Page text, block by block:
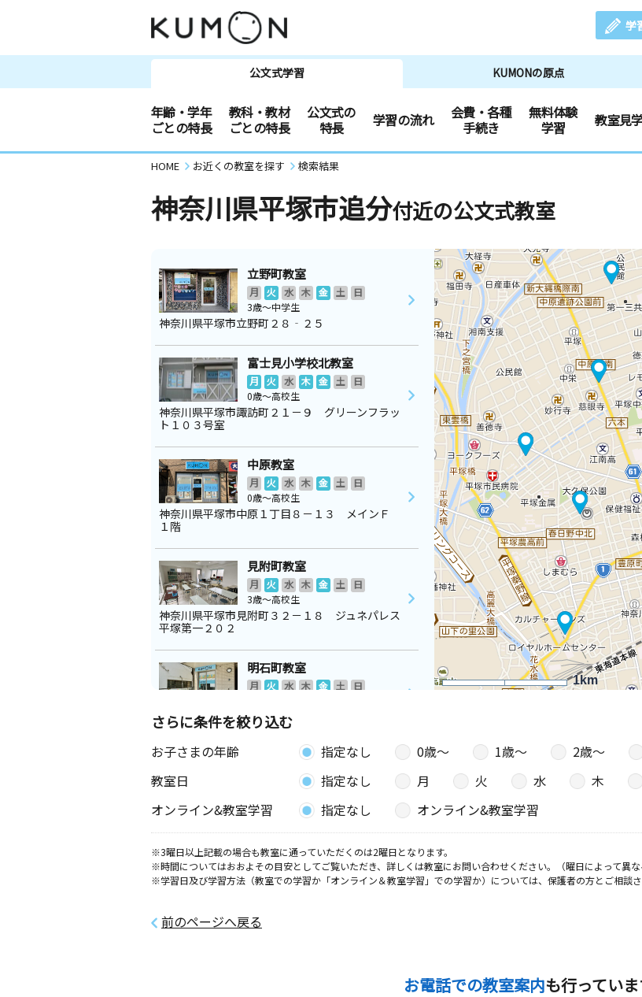
学
公文式学習 KUMONの原点
年齢・学年
ごとの特長
教科・教材
ごとの特長
公文式の
特長
学習の流れ
会費・各種
手続き
無料体験
学習
教室見
HOME お近くの教室を探す 検索結果
神奈川県平塚市追分付近の公文式教室
1km
立野町教室
月 火 水 木 金 土
日
3歳～中学生
神奈川県平塚市立野町２８‐２５
富士見小学校北教室
月 火 水 木 金 土
日
0歳～高校生
神奈川県平塚市諏訪町２１－９ グリーンフラッ
ト１０３号室
中原教室
月 火 水 木 金 土
日
0歳～高校生
神奈川県平塚市中原１丁目８－１３ メインＦ
１階
見附町教室
月 火 水 木 金 土
日
3歳～高校生
神奈川県平塚市見附町３２－１８ ジュネパレス
平塚第一２０２
明石町教室
月 火 水 木 金 土
日
神奈川県平塚市明石町５－４
市役所東教室
木 金 土
日
神奈川県平塚市宮松町１０－２７ ２階
南原教室
月 火 水 木 金 土
日
0歳～高校生
さらに条件を絞り込む
お子さまの年齢 指定なし 0歳〜 1歳〜 2歳〜
教室日
指定なし 月 火 水 木
オンライン&教室学習
指定なし オンライン&教室学習
※3曜日以上記載の場合も教室に通っていただくのは2曜日となります。
※時間についてはおおよその目安としてご覧いただき、詳しくは教室にお問い合わせください。（曜日によって異
※学習日及び学習方法（教室での学習か「オンライン＆教室学習」での学習か）については、保護者の方とご相談さ
前のページへ戻る
お電話での教室案内も行ってい